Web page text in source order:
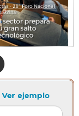
Ver ejemplo